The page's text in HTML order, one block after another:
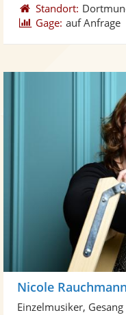
Standort:
Gage: auf Anfrage
Nicole Rauchmann
Einzelmusiker, Gesang